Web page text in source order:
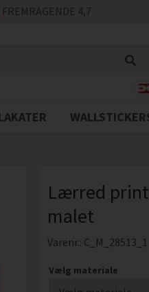
FREMRAGENDE 4,7
Lærred
malet
Varenr.: C_M_28513_1
Vælg materiale